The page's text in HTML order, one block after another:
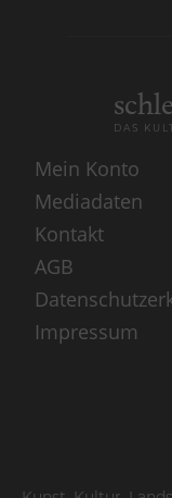
DAS
Mein Konto
Mediadaten
Kontakt
AGB
Impressum